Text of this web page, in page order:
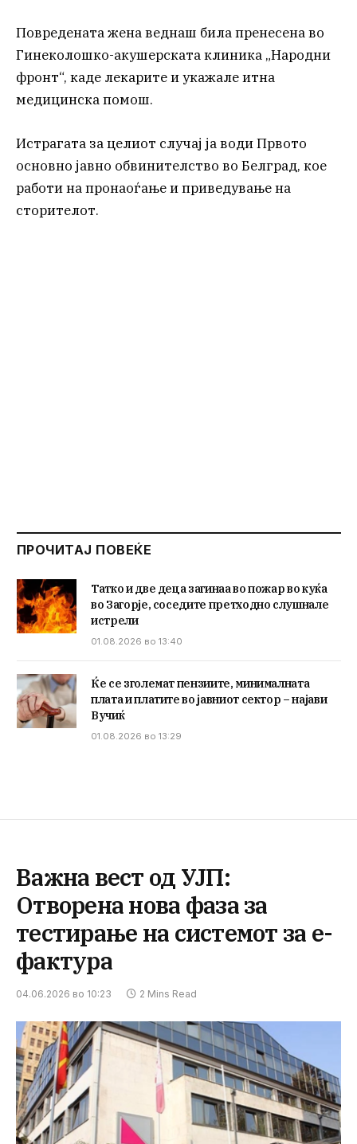
Повредената жена веднаш била пренесена во
Гинеколошко-акушерската клиника „Народни
фронт“, каде лекарите и укажале итна
медицинска помош.
Истрагата за целиот случај ја води Првото
основно јавно обвинителство во Белград, кое
работи на пронаоѓање и приведување на
сторителот.
ПРОЧИТАЈ ПОВЕЌЕ
Татко и две деца загинаа во пожар во куќа
во Загорје, соседите претходно слушнале
истрели
01.08.2026 во 13:40
Ќе се зголемат пензиите, минималната
плата и платите во јавниот сектор – најави
Вучиќ
01.08.2026 во 13:29
Важна вест од УЈП:
Отворена нова фаза за
тестирање на системот за е-
фактура
04.06.2026 во 10:23 2 Mins Read